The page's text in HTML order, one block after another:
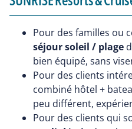
Pour des familles ou
séjour soleil / plage
bien équipé, sans
Pour des clients
combiné hôtel +
peu différent,
Pour des clients qui